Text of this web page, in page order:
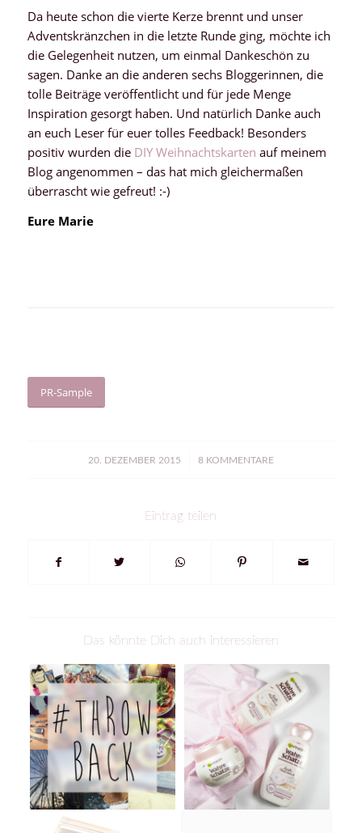
Da heute schon die vierte Kerze brennt und unser
Adventskränzchen in die letzte Runde ging, möchte ich
die Gelegenheit nutzen, um einmal Dankeschön zu
sagen. Danke an die anderen sechs Bloggerinnen, die
tolle Beiträge veröffentlicht und für jede Menge
Inspiration gesorgt haben. Und natürlich Danke auch
an euch Leser für euer tolles Feedback! Besonders
positiv wurden die DIY Weihnachtskarten auf meinem
Blog angenommen – das hat mich gleichermaßen
überrascht wie gefreut! :-)
Eure Marie
PR-Sample
20. DEZEMBER 2015
/ 8 KOMMENTARE
Eintrag teilen
Das könnte Dich auch interessieren